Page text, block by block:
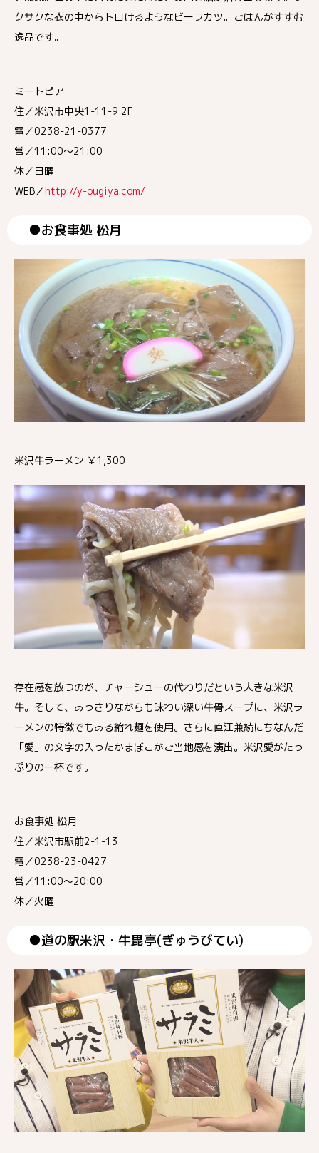
クサクな衣の中からトロけるようなビーフカツ。ごはんがすすむ
逸品です。
ミートピア
住／米沢市中央1-11-9 2F
電／0238-21-0377
営／11:00～21:00
休／日曜
WEB／http://y-ougiya.com/
●お食事処 松月
米沢牛ラーメン ￥1,300
存在感を放つのが、チャーシューの代わりだという大きな米沢
牛。そして、あっさりながらも味わい深い牛骨スープに、米沢ラ
ーメンの特徴でもある縮れ麺を使用。さらに直江兼続にちなんだ
「愛」の文字の入ったかまぼこがご当地感を演出。米沢愛がたっ
ぷりの一杯です。
お食事処 松月
住／米沢市駅前2-1-13
電／0238-23-0427
営／11:00～20:00
休／火曜
●道の駅米沢・牛毘亭(ぎゅうびてい)